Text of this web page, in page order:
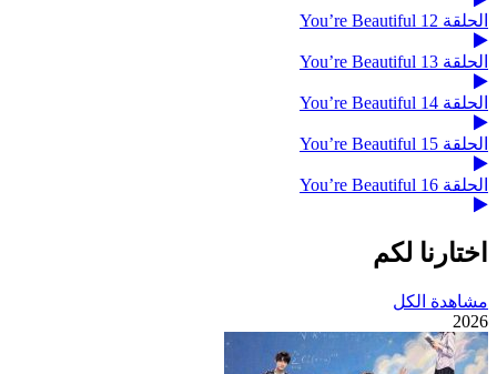
الحلقة 12 You’re Beautiful
الحلقة 13 You’re Beautiful
الحلقة 14 You’re Beautiful
الحلقة 15 You’re Beautiful
الحلقة 16 You’re Beautiful
اختارنا لكم
مشاهدة الكل
2026